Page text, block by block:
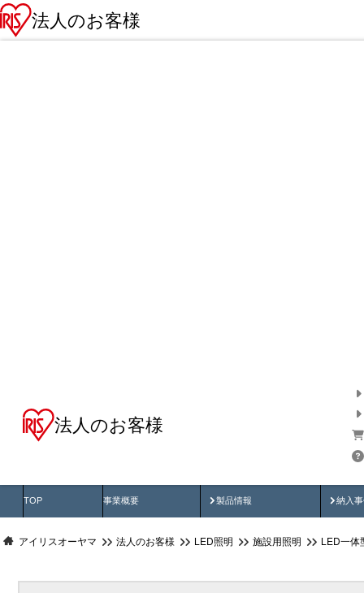
法人のお客様
法人のお客様
TOP 事業概要 製品情報
製品動画 納入
納
アイリスオーヤマ 法人のお客様 LED照明 施設用照明 LED一体